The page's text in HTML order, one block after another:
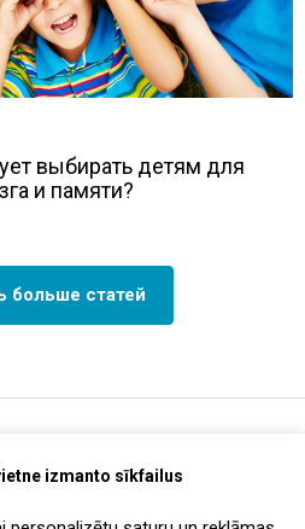
izmanto sīkfailus
выбирать детям для
и памяти?
больше статей